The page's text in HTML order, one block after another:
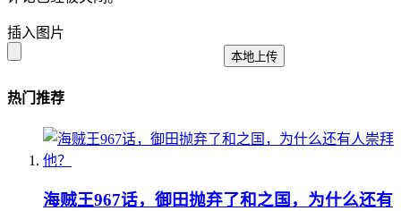
插入图片
本地上传
热门推荐
海贼王967话，御田抛弃了和之国，为什么还有